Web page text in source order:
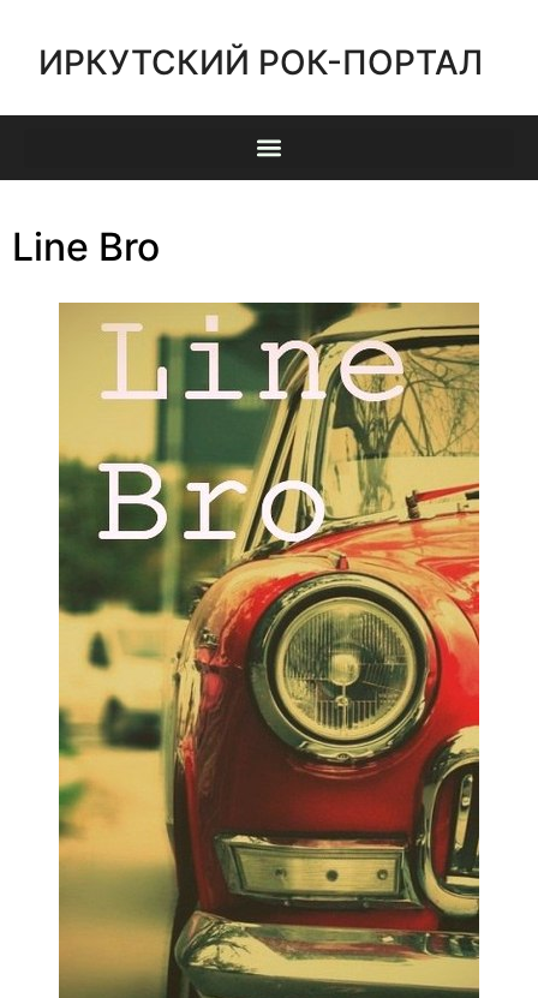
ИРКУТСКИЙ РОК-ПОРТАЛ
Line Bro